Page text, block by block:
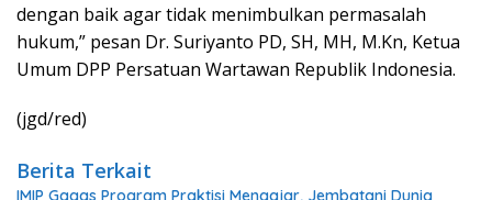
dengan baik agar tidak menimbulkan permasalah
hukum,” pesan Dr. Suriyanto PD, SH, MH, M.Kn, Ketua
Umum DPP Persatuan Wartawan Republik Indonesia.
(jgd/red)
Berita Terkait
IMIP Gagas Program Praktisi Mengajar, Jembatani Dunia